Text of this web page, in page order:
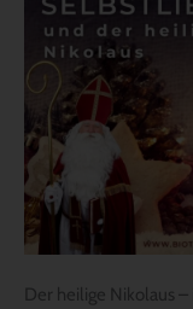
Der heilige Nikolaus
und
der
heilige
Nikolaus